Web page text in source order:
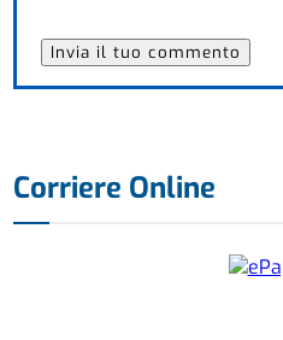
Corriere Online